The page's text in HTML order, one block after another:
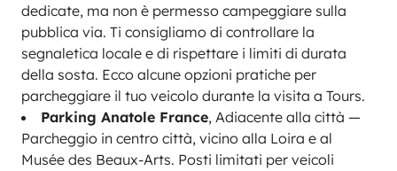
dedicate, ma non è permesso campeggiare sulla
pubblica via. Ti consigliamo di controllare la
segnaletica locale e di rispettare i limiti di durata
della sosta. Ecco alcune opzioni pratiche per
parcheggiare il tuo veicolo durante la visita a Tours.
Parking Anatole France, Adiacente alla città —
Parcheggio in centro città, vicino alla Loira e al
Musée des Beaux-Arts. Posti limitati per veicoli